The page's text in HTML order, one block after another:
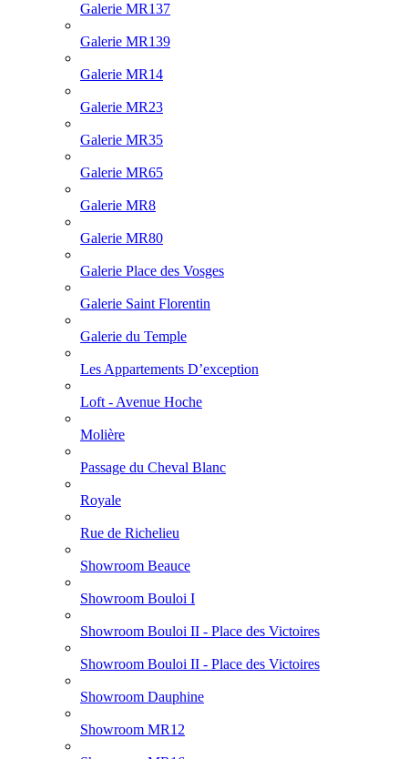
Galerie MR137
Galerie MR139
Galerie MR14
Galerie MR23
Galerie MR35
Galerie MR65
Galerie MR8
Galerie MR80
Galerie Place des Vosges
Galerie Saint Florentin
Galerie du Temple
Les Appartements D’exception
Loft - Avenue Hoche
Molière
Passage du Cheval Blanc
Royale
Rue de Richelieu
Showroom Beauce
Showroom Bouloi I
Showroom Bouloi II - Place des Victoires
Showroom Bouloi II - Place des Victoires
Showroom Dauphine
Showroom MR12